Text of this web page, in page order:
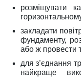
розміщувати
закладати
фундаменту,
або ж провести
для з’єднання
найкраще